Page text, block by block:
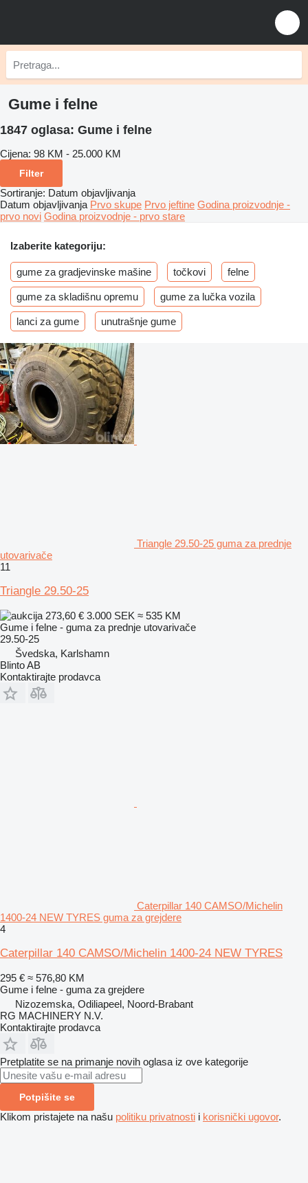
Gume i felne
1847 oglasa: Gume i felne
Cijena: 98 KM - 25.000 KM
Filter
Sortiranje: Datum objavljivanja
Datum objavljivanja Prvo skupe Prvo jeftine Godina proizvodnje -
prvo novi Godina proizvodnje - prvo stare
Izaberite kategoriju:
gume za gradjevinske mašine točkovi felne
gume za skladišnu opremu gume za lučka vozila
lanci za gume unutrašnje gume
Triangle 29.50-25 guma za prednje
utovarivače
11
Triangle 29.50-25
273,60 € 3.000 SEK ≈ 535 KM
Gume i felne - guma za prednje utovarivače
29.50-25
Švedska, Karlshamn
Blinto AB
Kontaktirajte prodavca
Caterpillar 140 CAMSO/Michelin
1400-24 NEW TYRES guma za grejdere
4
Caterpillar 140 CAMSO/Michelin 1400-24 NEW TYRES
295 € ≈ 576,80 KM
Gume i felne - guma za grejdere
Nizozemska, Odiliapeel, Noord-Brabant
RG MACHINERY N.V.
Kontaktirajte prodavca
Pretplatite se na primanje novih oglasa iz ove kategorije
Potpišite se
Klikom pristajete na našu politiku privatnosti i korisnički ugovor.